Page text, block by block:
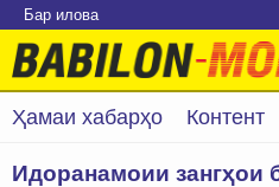
Бар илова
Ҳамаи хабарҳо Контент
Идоранамоии зангҳои